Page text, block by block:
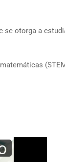
se otorga a